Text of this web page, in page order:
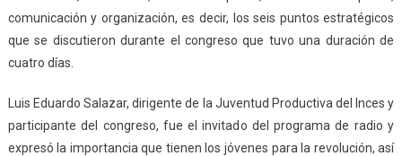
comunicación y organización, es decir, los seis puntos estratégicos
que se discutieron durante el congreso que tuvo una duración de
cuatro días.
Luis Eduardo Salazar, dirigente de la Juventud Productiva del Inces y
participante del congreso, fue el invitado del programa de radio y
expresó la importancia que tienen los jóvenes para la revolución, así